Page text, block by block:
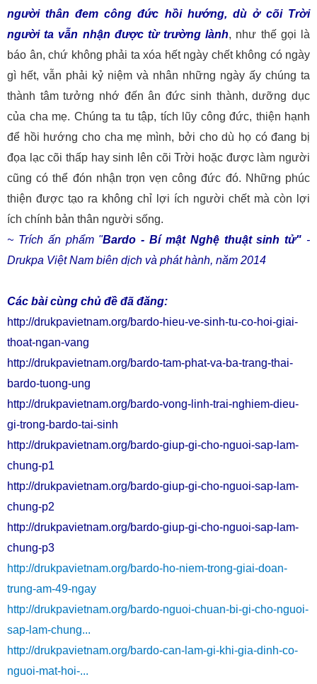
người thân đem công đức hồi hướng, dù ở cõi Trời
người ta vẫn nhận được từ trường lành, như thế gọi là
báo ân, chứ không phải ta xóa hết ngày chết không có ngày
gì hết, vẫn phải kỷ niệm và nhân những ngày ấy chúng ta
thành tâm tưởng nhớ đến ân đức sinh thành, dưỡng dục
của cha mẹ. Chúng ta tu tập, tích lũy công đức, thiện hạnh
để hồi hướng cho cha mẹ mình, bởi cho dù họ có đang bị
đọa lạc cõi thấp hay sinh lên cõi Trời hoặc được làm người
cũng có thể đón nhận trọn vẹn công đức đó. Những phúc
thiện được tạo ra không chỉ lợi ích người chết mà còn lợi
ích chính bản thân người sống.
~ Trích ấn phẩm "Bardo - Bí mật Nghệ thuật sinh tử" -
Drukpa Việt Nam biên dịch và phát hành, năm 2014
Các bài cùng chủ đề đã đăng:
http://drukpavietnam.org/bardo-hieu-ve-sinh-tu-co-hoi-giai-
thoat-ngan-vang
http://drukpavietnam.org/bardo-tam-phat-va-ba-trang-thai-
bardo-tuong-ung
http://drukpavietnam.org/bardo-vong-linh-trai-nghiem-dieu-
gi-trong-bardo-tai-sinh
http://drukpavietnam.org/bardo-giup-gi-cho-nguoi-sap-lam-
chung-p1
http://drukpavietnam.org/bardo-giup-gi-cho-nguoi-sap-lam-
chung-p2
http://drukpavietnam.org/bardo-giup-gi-cho-nguoi-sap-lam-
chung-p3
http://drukpavietnam.org/bardo-ho-niem-trong-giai-doan-
trung-am-49-ngay
http://drukpavietnam.org/bardo-nguoi-chuan-bi-gi-cho-nguoi-
sap-lam-chung...
http://drukpavietnam.org/bardo-can-lam-gi-khi-gia-dinh-co-
nguoi-mat-hoi-...